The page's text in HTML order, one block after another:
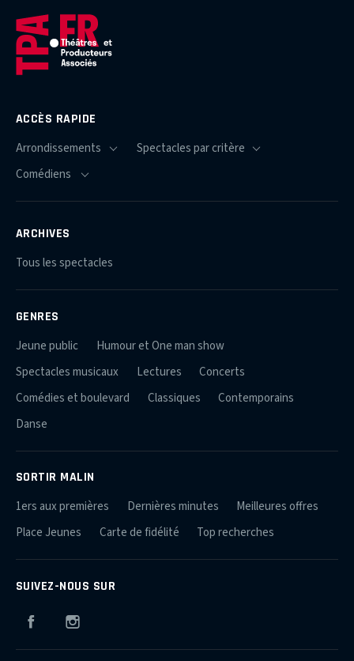
ACCÈS RAPIDE
ARCHIVES
Tous les spectacles
GENRES
Jeune public
Humour et One man show
Spectacles musicaux
Lectures
Concerts
Comédies et boulevard
Classiques
Contemporains
Danse
SORTIR MALIN
1ers aux premières Dernières minutes
Meilleures offres
Place Jeunes
Carte de fidélité Top recherches
SUIVEZ-NOUS SUR
Facebook